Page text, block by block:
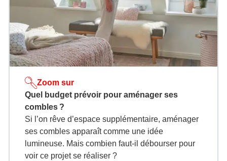
Zoom sur
Quel budget prévoir pour aménager ses
combles ?
Si l’on rêve d’espace supplémentaire, aménager
ses combles apparaît comme une idée
lumineuse. Mais combien faut-il débourser pour
voir ce projet se réaliser ?